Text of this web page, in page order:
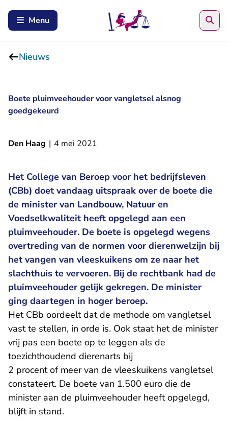
Menu
Nieuws
Boete pluimveehouder voor vangletsel alsnog
goedgekeurd
Den Haag | 4 mei 2021
Het College van Beroep voor het bedrijfsleven
(CBb) doet vandaag uitspraak over de boete die
de minister van Landbouw, Natuur en
Voedselkwaliteit heeft opgelegd aan een
pluimveehouder. De boete is opgelegd wegens
overtreding van de normen voor dierenwelzijn bij
het vangen van vleeskuikens om ze naar het
slachthuis te vervoeren. Bij de rechtbank had de
pluimveehouder gelijk gekregen. De minister
ging daartegen in hoger beroep.
Het CBb oordeelt dat de methode om vangletsel
vast te stellen, in orde is. Ook staat het de minister
vrij pas een boete op te leggen als de
toezichthoudend dierenarts bij
2 procent of meer van de vleeskuikens vangletsel
constateert. De boete van 1.500 euro die de
minister aan de pluimveehouder heeft opgelegd,
blijft in stand.